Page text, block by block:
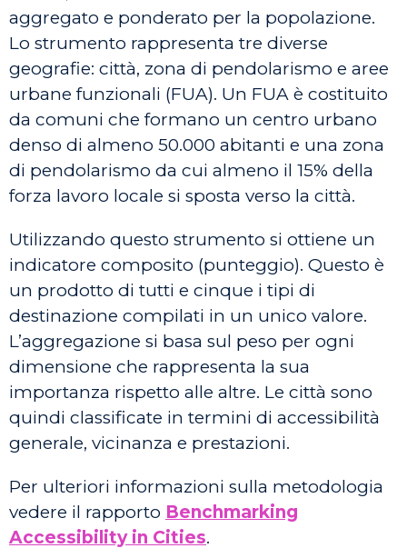
aggregato e ponderato per la popolazione.
Lo strumento rappresenta tre diverse
geografie: città, zona di pendolarismo e aree
urbane funzionali (FUA). Un FUA è costituito
da comuni che formano un centro urbano
denso di almeno 50.000 abitanti e una zona
di pendolarismo da cui almeno il 15% della
forza lavoro locale si sposta verso la città.
Utilizzando questo strumento si ottiene un
indicatore composito (punteggio). Questo è
un prodotto di tutti e cinque i tipi di
destinazione compilati in un unico valore.
L’aggregazione si basa sul peso per ogni
dimensione che rappresenta la sua
importanza rispetto alle altre. Le città sono
quindi classificate in termini di accessibilità
generale, vicinanza e prestazioni.
Per ulteriori informazioni sulla metodologia
vedere il rapporto Benchmarking
Accessibility in Cities.